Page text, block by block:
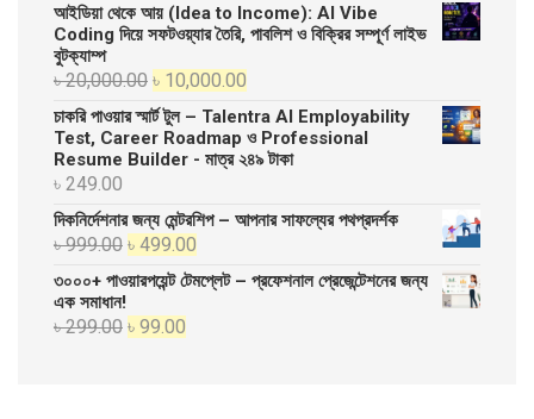
আইডিয়া থেকে আয় (Idea to Income): AI Vibe
Coding দিয়ে সফটওয়্যার তৈরি, পাবলিশ ও বিক্রির সম্পূর্ণ লাইভ
বুটক্যাম্প
৳20,000.00 Original
price
was:
৳ 20,000.00.
৳ 10,000.00
price
is:
৳ 10,000.00.
চাকরি পাওয়ার স্মার্ট টুল – Talentra AI Employability
Test, Career Roadmap ও Professional
Resume Builder - মাত্র ২৪৯ টাকা
৳ 249.00
দিকনির্দেশনার জন্য মেন্টরশিপ – আপনার সাফল্যের পথপ্রদর্শক
৳999.00 Original
price
৳ 999.00.
৳ 499.00
price
৩০০০+ পাওয়ারপয়েন্ট টেমপ্লেট – প্রফেশনাল প্রেজেন্টেশনের জন্য
এক সমাধান!
৳299.00 Original
৳ 99.00